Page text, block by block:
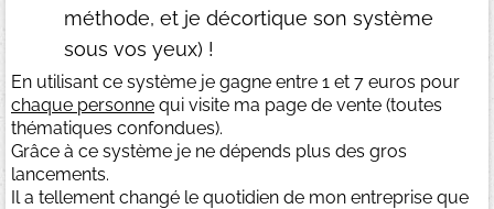
méthode, et je décortique son système
sous vos yeux) !
En utilisant ce système je gagne entre 1 et 7 euros pour
chaque personne qui visite ma page de vente (toutes
thématiques confondues).
Grâce à ce système je ne dépends plus des gros
lancements.
Il a tellement changé le quotidien de mon entreprise que